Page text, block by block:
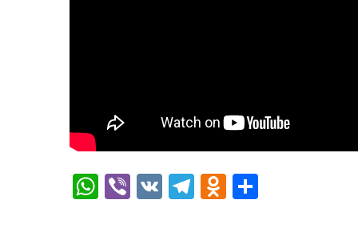
WhatsApp
Viber
VK Telegram